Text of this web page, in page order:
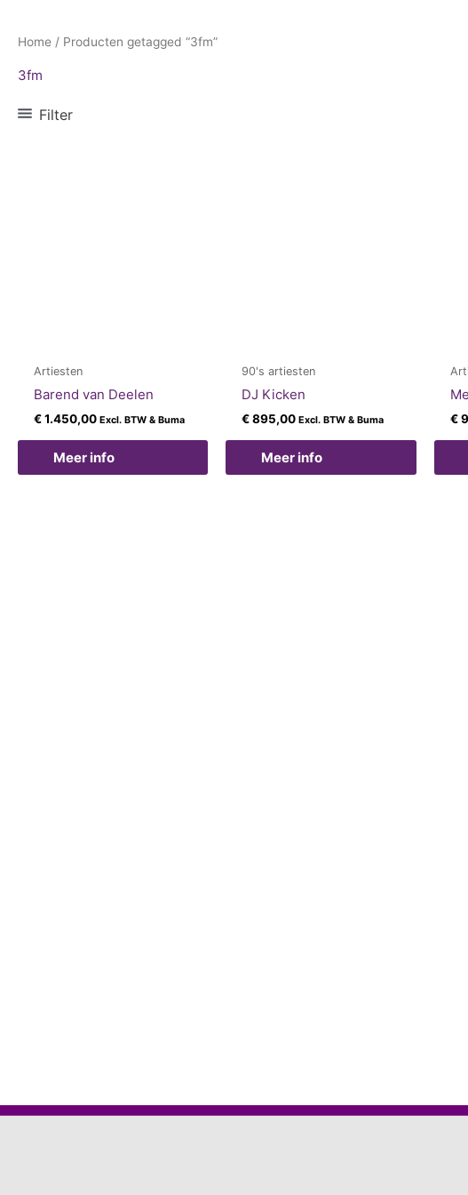
Home / Producten getagged “3fm”
3fm
Filter
Artiesten
Barend van Deelen
€1.450,00 Excl. BTW & Buma
Meer info
90's artiesten
DJ Kicken
€895,00 Excl. BTW & Buma
Meer info
€